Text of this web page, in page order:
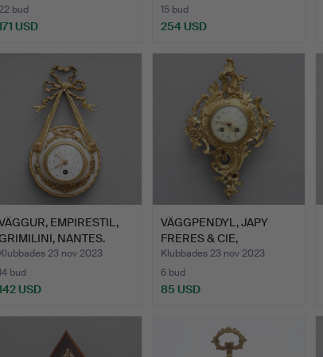
bud
USD
15 bud
254 USD
EMPIRESTIL,
NANTES.
Klubbades 23 nov 2023
bud
USD
VÄGGPENDYL, JAPY
FRERES & CIE,
FRANKRIKE.
Klubbades 23 nov 2023
6 bud
85 USD